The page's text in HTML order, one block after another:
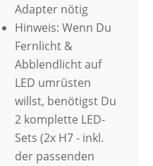
Adapter nötig
Hinweis: Wenn Du
Fernlicht &
Abblendlicht auf
LED umrüsten
willst, benötigst Du
2 komplette LED-
Sets (2x H7 - inkl.
der passenden